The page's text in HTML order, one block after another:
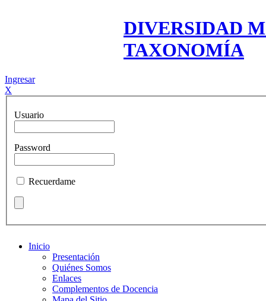
DIVERSIDAD
TAXONOMÍA
Ingresar
X
Usuario
Password
Recuerdame
Inicio
Presentación
Quiénes Somos
Enlaces
Complementos de Docencia